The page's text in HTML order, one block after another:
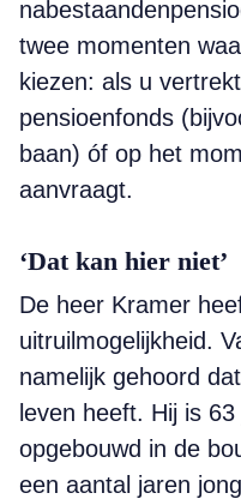
twee momenten
kiezen: als u
pensioenfonds
baan) óf op het
aanvraagt.
‘Dat kan hier niet’
De heer Kramer
uitruilmogelijkheid.
namelijk gehoord
leven heeft. Hij is
opgebouwd in de
een aantal jaren